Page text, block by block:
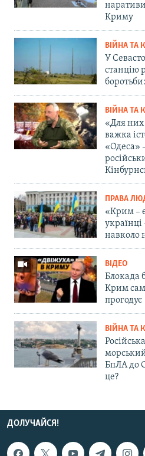
наративи
Криму
ВІЙНА ТА
У
станцію
ВІЙНА ТА
«Для них
важка
«Одеса»
ПРАВА
«Крим –
українці
навколо
ВІДЕО
Блокада
Крим сам
прогодує
ВІЙНА ТА
БпЛА до
це?
ДОЛУЧАЙСЯ!